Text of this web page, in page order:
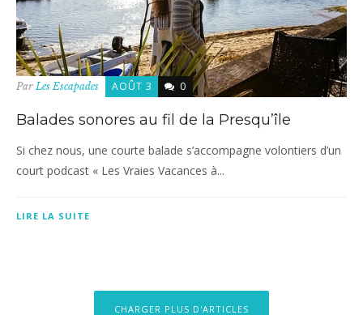
ParLes Escapades AOÛT 3 0
Balades sonores au fil de la Presqu’île
Si chez nous, une courte balade s’accompagne volontiers d’un
court podcast « Les Vraies Vacances à...
LIRE LA SUITE
CHARGER PLUS D'ARTICLES